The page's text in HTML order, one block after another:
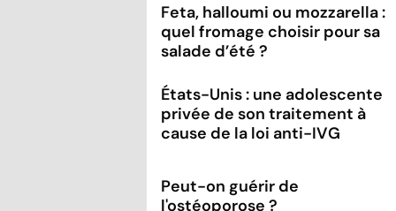
Feta, halloumi ou mozzarella :
quel fromage choisir pour sa
salade d’été ?
États-Unis : une adolescente
privée de son traitement à
cause de la loi anti-IVG
Peut-on guérir de
l'ostéoporose ?